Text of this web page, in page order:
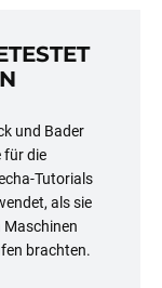
und Bader
für die
Tutorials
als sie
Maschinen
brachten.